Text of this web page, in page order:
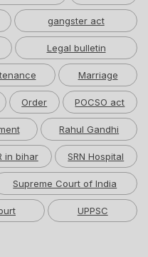
gangster act
Legal bulletin
Marriage
Order POCSO act
Rahul Gandhi
in bihar SRN Hospital
Supreme Court of India
UPPSC